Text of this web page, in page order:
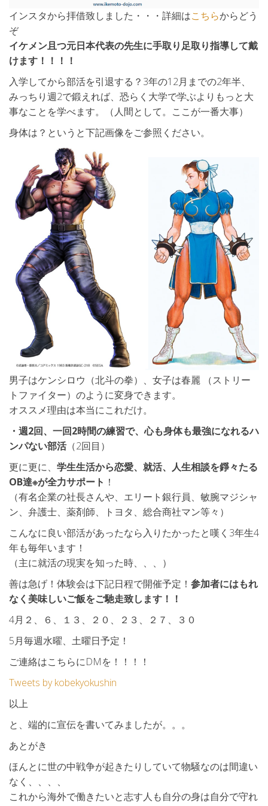
インスタから拝借致しました・・・詳細はこちらからどう
ぞ
イケメン且つ元日本代表の先生に手取り足取り指導して戴
けます！！！！
入学してから部活を引退する？3年の12月までの2年半、
みっちり週2で鍛えれば、恐らく大学で学ぶよりもっと大
事なことを学べます。（人間として。ここが一番大事）
身体は？というと下記画像をご参照ください。
男子はケンシロウ（北斗の拳）、女子は春麗 （ストリー
トファイター）のように変身できます。
オススメ理由は本当にこれだけ。
・週2回、一回2時間の練習で、心も身体も最強になれるハ
ンパない部活（2回目）
更に更に、 学生生活から恋愛、就活、人生相談を錚々たる
OB達※が全力サポート ！
（有名企業の社長さんや、エリート銀行員、敏腕マジシャ
ン、弁護士、薬剤師、トヨタ、総合商社マン等々）
こんなに良い部活があったなら入りたかったと嘆く3年生4
年も毎年います！
（主に就活の現実を知った時、、、）
善は急げ！体験会は下記日程で開催予定！ 参加者にはもれ
なく美味しいご飯をご馳走致します！！
4月２、６、１３、２０、２３、２７、３０
5月毎週水曜、土曜日予定！
ご連絡はこちらにDMを！！！！
Tweets by kobekyokushin
以上
と、端的に宣伝を書いてみましたが。。。
あとがき
ほんとに世の中戦争が起きたりしていて物騒なのは間違い
なく、、、、
これから海外で働きたいと志す人も自分の身は自分で守れ